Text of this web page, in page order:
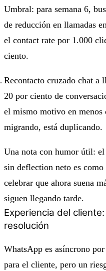
Umbral: para semana 6,
de reducción en llamadas
el contact rate por 1.000
ciento.
Recontacto cruzado chat a
20 por ciento de
el mismo motivo en menos
migrando, está duplicando.
Una nota con humor útil:
sin deflection neto es
celebrar que ahora suena
siguen llegando tarde.
Experiencia del
resolución
WhatsApp es asíncrono
para el cliente, pero un